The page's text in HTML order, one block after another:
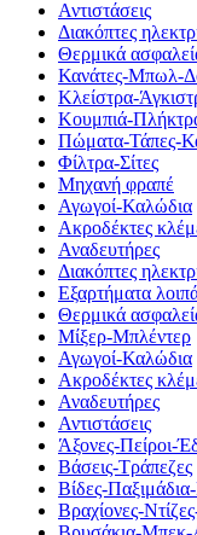
Αντιστάσεις
Διακόπτες
Θερμικά
Κανάτες-Μπωλ-
Κλείστρα-
Κουμπιά-
Πώματα-Τάπες-
Φίλτρα-Σίτες
Μηχανή φραπέ
Αγωγοί-Καλώδια
Ακροδέκτες
Αναδευτήρες
Διακόπτες
Εξαρτήματα
Θερμικά
Μίξερ-Μπλέντερ
Αγωγοί-Καλώδια
Ακροδέκτες
Αναδευτήρες
Αντιστάσεις
Άξονες-Πείροι-
Βάσεις-Τράπεζες
Βίδες-
Βραχίονες-